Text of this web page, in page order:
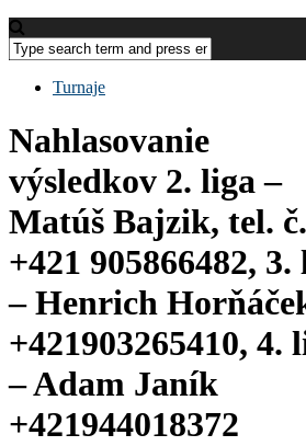
Turnaje
Nahlasovanie
výsledkov 2. liga –
Matúš Bajzik, tel.
+421 905866482, 3.
– Henrich
+421903265410, 4.
– Adam Janík
+421944018372